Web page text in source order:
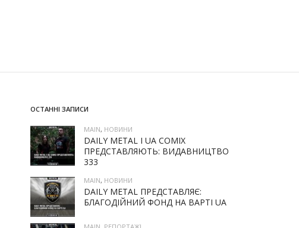
ОСТАННІ ЗАПИСИ
MAIN, НОВИНИ
DAILY METAL І UA COMIX
ПРЕДСТАВЛЯЮТЬ: ВИДАВНИЦТВО
333
MAIN, НОВИНИ
DAILY METAL ПРЕДСТАВЛЯЄ:
БЛАГОДІЙНИЙ ФОНД НА ВАРТІ UA